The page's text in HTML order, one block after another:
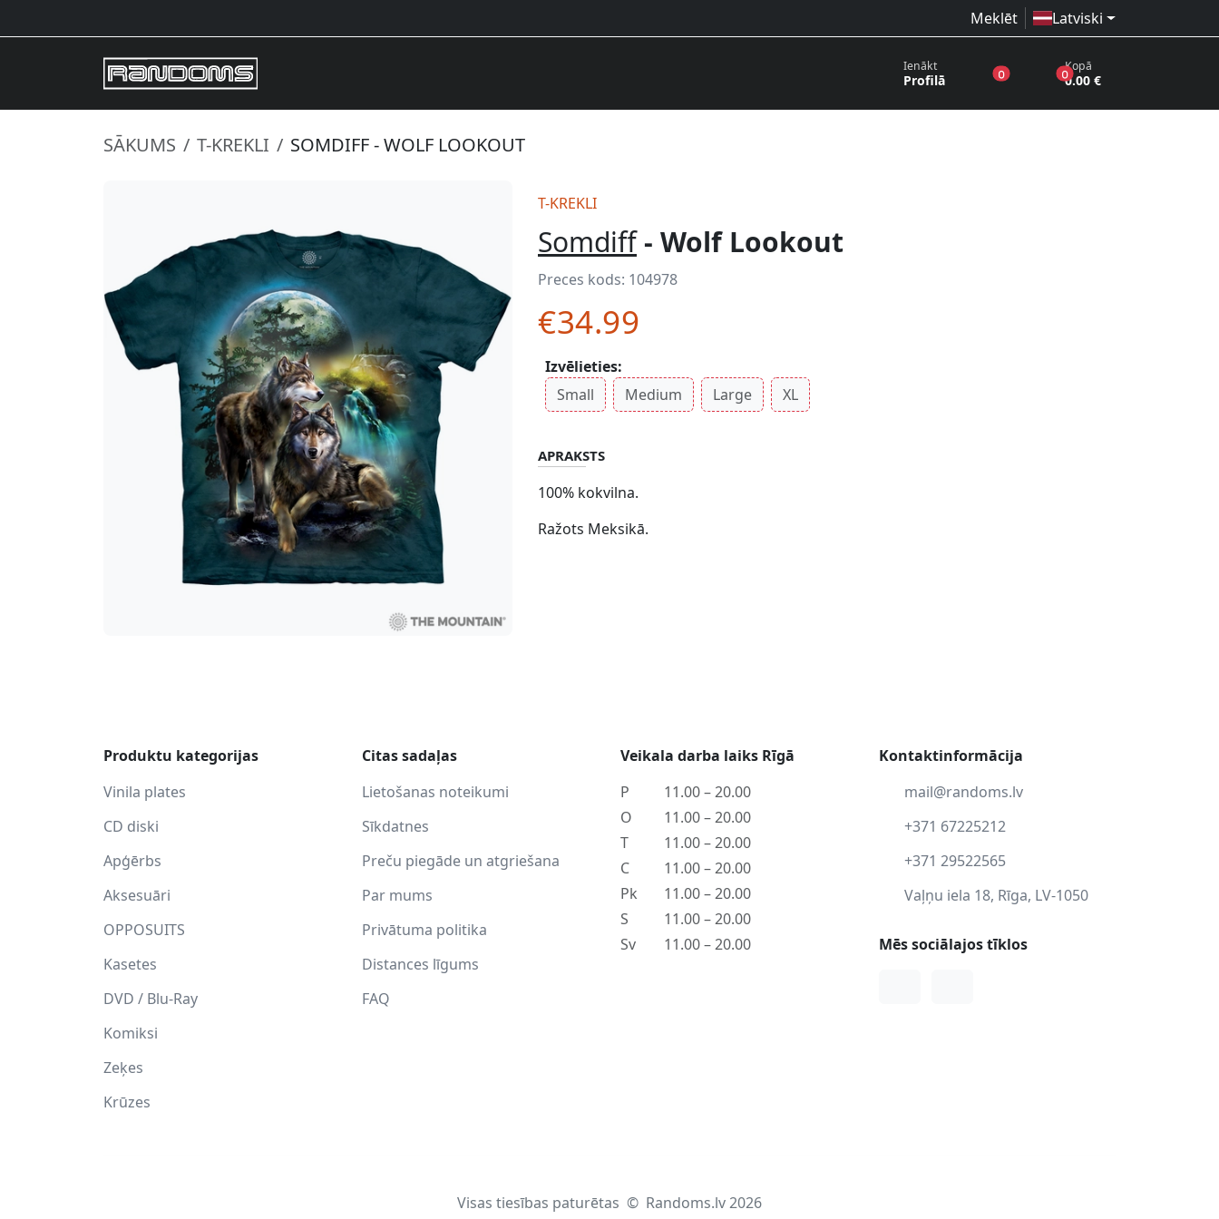
Meklēt Latviski
Ienākt
Profilā 0produkti vēlmju sarakstā
0produkti grozā
Kopā
0.00 €
SĀKUMS T-KREKLI SOMDIFF - WOLF LOOKOUT
T-KREKLI
Somdiff- Wolf Lookout
Preces kods: 104978
€34.99
Izvēlieties:
Small
Medium Large XL
APRAKSTS
100% kokvilna.
Ražots Meksikā.
Produktu kategorijas
Vinila plates
CD diski
Apģērbs
Aksesuāri
OPPOSUITS
Kasetes
DVD / Blu-Ray
Komiksi
Zeķes
Krūzes
Citas sadaļas
Lietošanas noteikumi
Sīkdatnes
Preču piegāde un atgriešana
Par mums
Privātuma politika
Distances līgums
FAQ
Veikala darba laiks Rīgā
P
11.00 – 20.00
O
11.00 – 20.00
T
11.00 – 20.00
C
11.00 – 20.00
Pk
11.00 – 20.00
S
11.00 – 20.00
Sv
11.00 – 20.00
Kontaktinformācija
mail@randoms.lv
+371 67225212
+371 29522565
Vaļņu iela 18, Rīga, LV-1050
Mēs sociālajos tīklos
Visas tiesības paturētas © Randoms.lv 2026